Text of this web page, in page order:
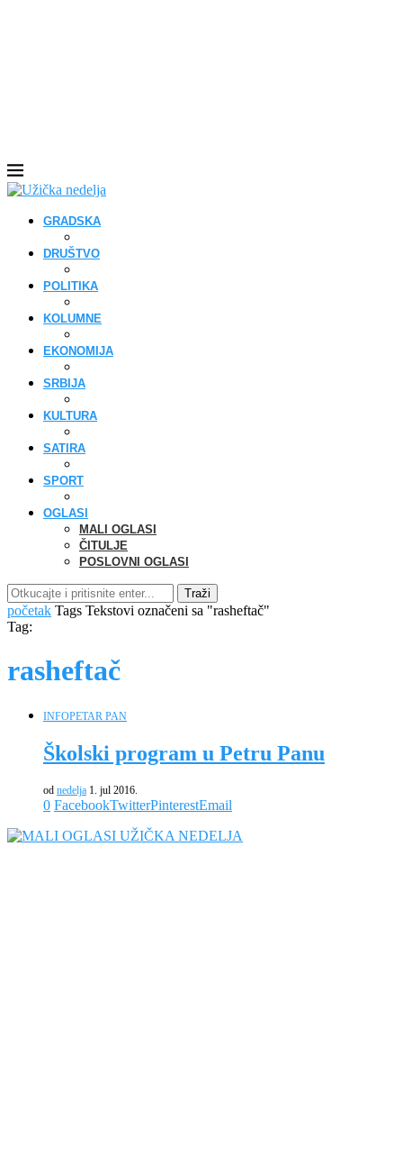
GRADSKA
DRUŠTVO
POLITIKA
KOLUMNE
EKONOMIJA
SRBIJA
KULTURA
SATIRA
SPORT
OGLASI
MALI OGLASI
ČITULJE
POSLOVNI OGLASI
Traži
početak Tags Tekstovi označeni sa "rasheftač"
Tag:
rasheftač
INFOPETAR PAN
Školski program u Petru Panu
od nedelja 1. jul 2016.
0 FacebookTwitterPinterestEmail